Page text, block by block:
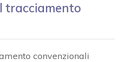
tracciamento
convenzionali